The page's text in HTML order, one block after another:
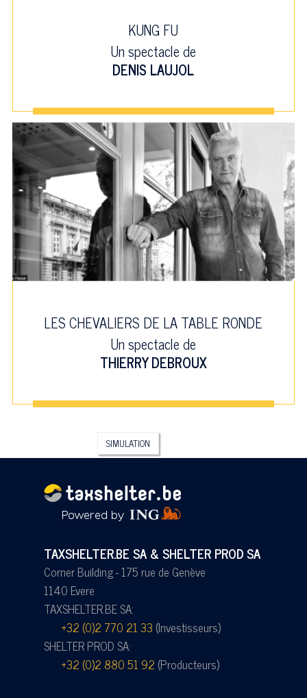
KUNG FU
Un spectacle de
DENIS LAUJOL
LES CHEVALIERS DE LA TABLE RONDE
Un spectacle de
THIERRY DEBROUX
SIMULATION
TAXSHELTER.BE SA & SHELTER PROD SA
Corner Building - 175 rue de Genève
1140 Evere
TAXSHELTER.BE SA:
+32 (0)2 770 21 33 (Investisseurs)
SHELTER PROD SA:
+32 (0)2 880 51 92 (Producteurs)